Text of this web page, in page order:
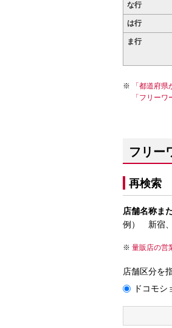
な行
は行
ま行
「都道府
「フリー
フリー
再検索
店舗名称ま
例） 新宿
量販店の営
店舗区分を
ドコモシ